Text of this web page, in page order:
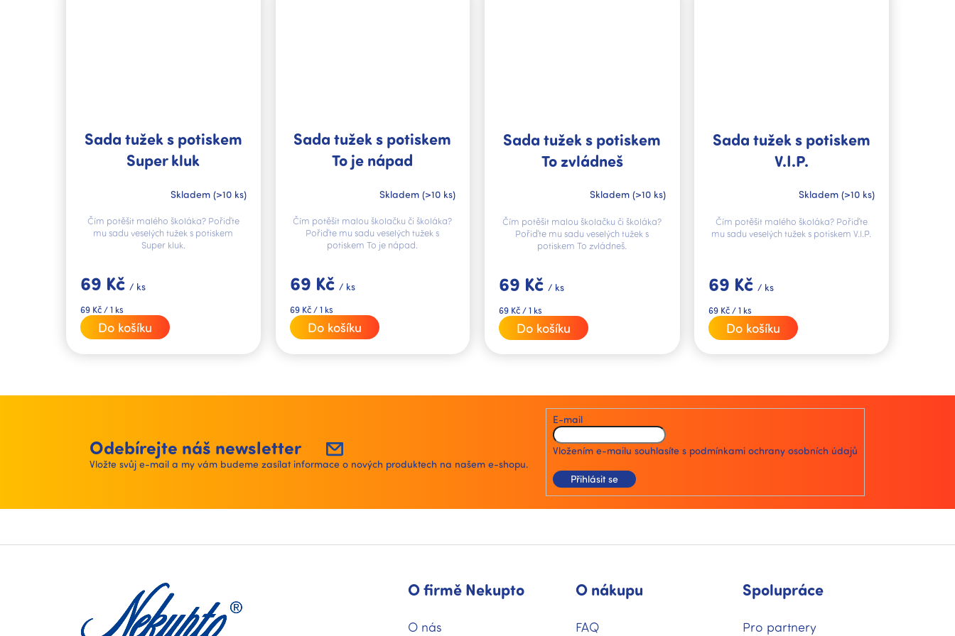
Sada tužek s potiskem
Super kluk
Skladem (>10 ks)
69 Kč / ks
Měrná
cena:
69 Kč / 1 ks
Do košíku
Čím potěšit malého školáka? Pořiďte
mu sadu veselých tužek s potiskem
Super kluk.
Sada tužek s potiskem
To je nápad
Skladem (>10 ks)
69 Kč / ks
Měrná
cena:
69 Kč / 1 ks
Do košíku
Čím potěšit malou školačku či školáka?
Pořiďte mu sadu veselých tužek s
potiskem To je nápad.
Sada tužek s potiskem
To zvládneš
Skladem (>10 ks)
69 Kč / ks
Měrná
cena:
69 Kč / 1 ks
Do košíku
Čím potěšit malou školačku či školáka?
Pořiďte mu sadu veselých tužek s
potiskem To zvládneš.
Sada tužek s potiskem
V.I.P.
Skladem (>10 ks)
69 Kč / ks
Měrná
cena:
69 Kč / 1 ks
Do košíku
Čím potěšit malého školáka? Pořiďte
mu sadu veselých tužek s potiskem V.I.P.
v
c
v
y
i
Odebírejte náš newsletter
Vložte svůj e-mail a my vám budeme zasílat informace o nových produktech na našem e-shopu.
E-mail
Vložením e-mailu souhlasíte s podmínkami ochrany osobních údajů
Přihlásit se
Z
p
O firmě Nekupto
O nás
O nákupu
FAQ
Spolupráce
Pro partnery